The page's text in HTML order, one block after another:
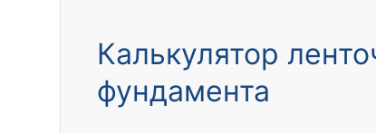
Калькулятор
фундамента